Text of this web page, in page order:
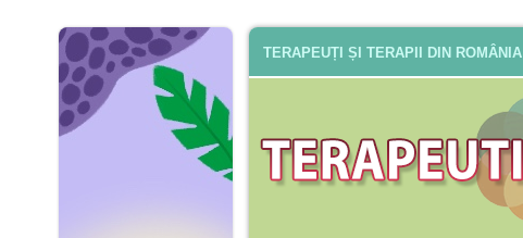
TERAPEUȚI ȘI TERAPII DIN ROMÂNIA